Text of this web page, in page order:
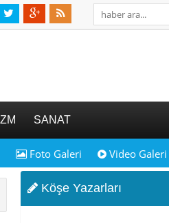
SANAT
Foto Galeri Video Galeri
Köşe Yazarları